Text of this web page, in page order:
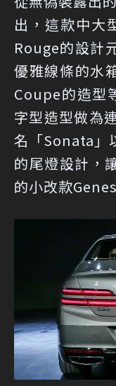
出，這款中大
Rouge的設計
優雅線條的水
Coupe的造型
字型造型做為
名「Sonata」
的尾燈設計，
的小改款